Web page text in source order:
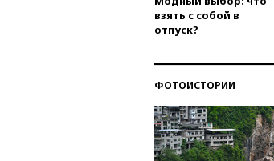
взять с собой в
отпуск?
ФОТОИСТОРИИ